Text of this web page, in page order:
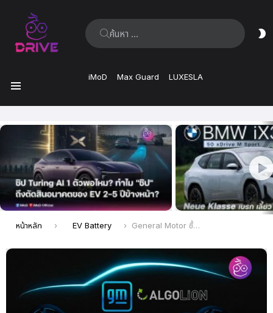
ค้นหา:
iMoD Max Guard LUXESLA
ล่าสุด
คุณอยู่ที่นี่:
หน้าหลัก EV Battery General Motor ซื้อกิจการ ALGOLiON บริษัทสตาร์ทอัพด้านซอฟต์แวร์แบตเตอรี่ เตรียมใช้กับแบตเตอรี่ EV